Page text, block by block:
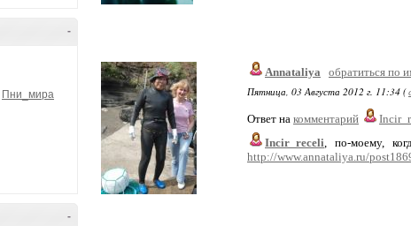
-
Пни_мира
-
Annataliya
обратиться по
Пятница, 03 Августа 2012 г. 11:34 (
Ответ на комментарий
Incir_receli, по-моему,
http://www.annataliya.ru/